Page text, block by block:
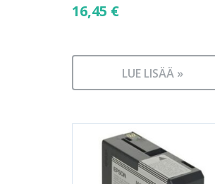
16,45 €
LUE LISÄÄ »